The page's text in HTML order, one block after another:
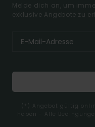
Melde dich an, um
exklusive Angebote zu
(*) Angebot gültig
haben - Alle